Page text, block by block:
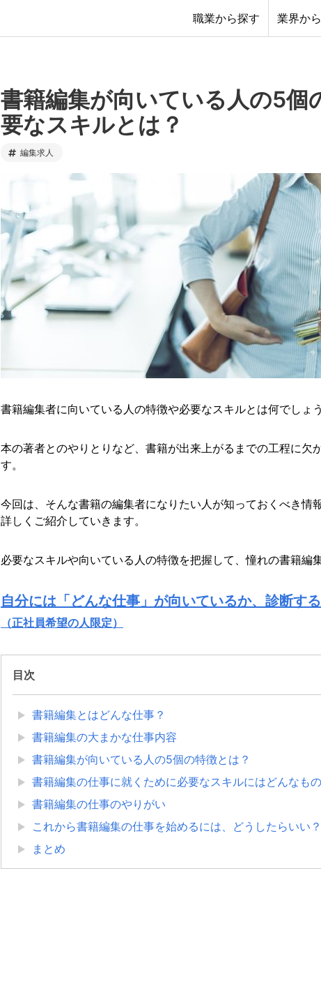
職業から探す 業界か
書籍編集が向いている人の5個
要なスキルとは？
編集求人
書籍編集者に向いている人の特徴や必要なスキルとは何でしょ
本の著者とのやりとりなど、書籍が出来上がるまでの工程に欠
す。
今回は、そんな書籍の編集者になりたい人が知っておくべき情
詳しくご紹介していきます。
必要なスキルや向いている人の特徴を把握して、憧れの書籍編
自分には「どんな仕事」が向いているか、診断す
（正社員希望の人限定）
目次
書籍編集とはどんな仕事？
書籍編集の大まかな仕事内容
書籍編集が向いている人の5個の特徴とは？
書籍編集の仕事に就くために必要なスキルにはどんなも
書籍編集の仕事のやりがい
これから書籍編集の仕事を始めるには、どうしたらいい？
まとめ